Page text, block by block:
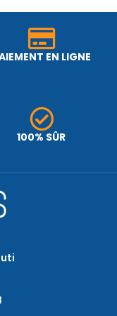
EN LIGNE
100% SÛR